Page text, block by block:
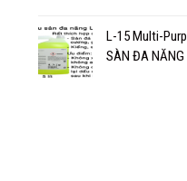
L-15 Multi-
SÀN ĐA NĂNG